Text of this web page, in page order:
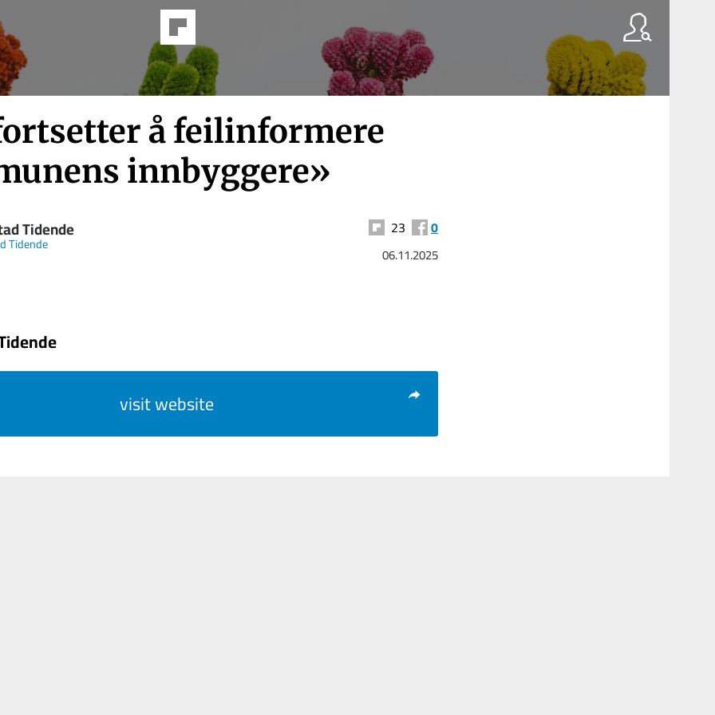
å feilinformere
innbyggere»
Tidende
Tidende
23 0
06.11.2025
visit website